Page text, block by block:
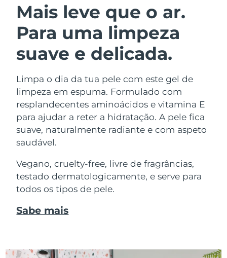
Mais leve que o ar.
Para uma limpeza
suave e delicada.
Limpa o dia da tua pele com este gel de
limpeza em espuma. Formulado com
resplandecentes aminoácidos e vitamina E
para ajudar a reter a hidratação. A pele fica
suave, naturalmente radiante e com aspeto
saudável.
Vegano, cruelty-free, livre de fragrâncias,
testado dermatologicamente, e serve para
todos os tipos de pele.
Sabe mais